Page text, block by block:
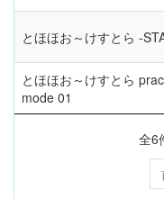
とほほお～けすとら -
とほほお～けすとら
mode 01
全6